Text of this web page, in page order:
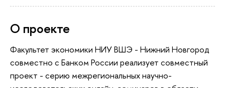
О проекте
Факультет экономики НИУ ВШЭ - Нижний Новгород
совместно с Банком России реализует совместный
проект - серию межрегиональных научно-